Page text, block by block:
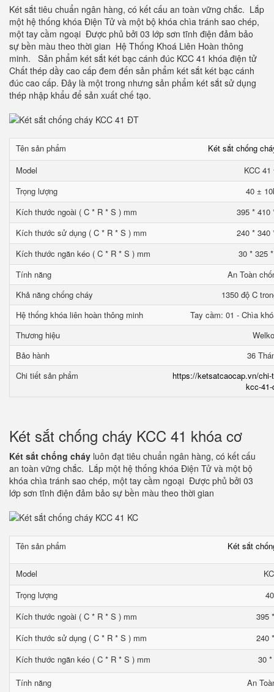
Két sắt tiêu chuẩn ngân hàng, có kết cấu an toàn vững chắc. Lắp
một hệ thống khóa Điện Tử và một bộ khóa chìa tránh sao chép,
một tay cầm ngoại Được phủ bởi 03 lớp sơn tĩnh điện đảm bảo
sự bền màu theo thời gian Hệ Thống Khoá Liên Hoàn thông
minh. Sản phẩm két sắt két bạc cánh đúc KCC 41 khóa điện tử
Chất thép dầy cao cấp đem đến sản phẩm két sắt két bạc cánh
đúc cao cấp. Đây là một trong nhưng sản phẩm két sắt sử dụng
thép nhập khẩu để sản xuất chế tạo.
Tên sản phẩm
Két sắt chống
Model
KCC
Trọng lượng
40 ±
Kích thước ngoài ( C * R * S ) mm
395 * 410
Kích thước sử dụng ( C * R * S ) mm
240 * 340
Kích thước ngăn kéo ( C * R * S ) mm
30 * 325
Tính năng
An Toàn
Khả năng chống cháy
1350 độ C
Hệ thống khóa liên hoàn thông minh
Tay cầm: 01 - Chìa
Thương hiệu
Welko
Bảo hành
36
Chi tiết sản phẩm
https://ketsatcaocap.vn/
kcc-
Két sắt chống cháy KCC 41 khóa cơ
Két sắt chống cháy luôn đạt tiêu chuẩn ngân hàng, có kết cấu
an toàn vững chắc. Lắp một hệ thống khóa Điện Tử và một bộ
khóa chìa tránh sao chép, một tay cầm ngoại Được phủ bởi 03
lớp sơn tĩnh điện đảm bảo sự bền màu theo thời gian
Tên sản phẩm Két sắt
Model
Trọng lượng
Kích thước ngoài ( C * R * S ) mm
395
Kích thước sử dụng ( C * R * S ) mm
240
Kích thước ngăn kéo ( C * R * S ) mm
30
Tính năng
An